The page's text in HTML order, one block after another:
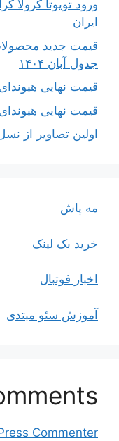
ایران
قیمت جدید
جدول آبان ۱۴۰۴
قیمت نهایی هیوندای
قیمت نهایی هیوندای
اولین تصاویر از نسل
مه پاش
خرید بک لینک
اخبار فوتبال
آموزش سئو مبتدی
Commenter